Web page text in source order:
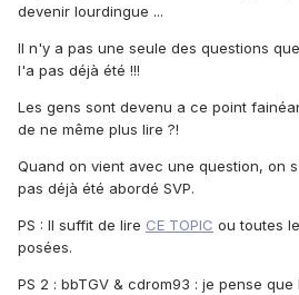
devenir lourdingue ...
Il n'y a pas une seule des questions
l'a pas déjà été !!!
Les gens sont devenu a ce point
de ne même plus lire ?!
Quand on vient avec une question, on
pas déjà été abordé SVP.
PS : Il suffit de lire CE TOPIC ou toutes
posées.
PS 2 : bbTGV & cdrom93 : je pense